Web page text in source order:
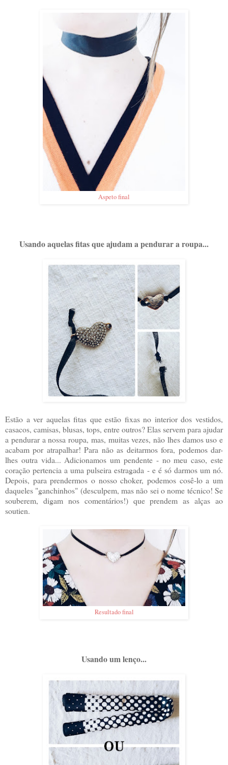
Aspeto final
Usando aquelas fitas que ajudam a pendurar a roupa...
Estão a ver aquelas fitas que estão fixas no interior dos vestidos,
casacos, camisas, blusas, tops, entre outros? Elas servem para ajudar
a pendurar a nossa roupa, mas, muitas vezes, não lhes damos uso e
acabam por atrapalhar! Para não as deitarmos fora, podemos dar-
lhes outra vida... Adicionamos um pendente - no meu caso, este
coração pertencia a uma pulseira estragada - e é só darmos um nó.
Depois, para prendermos o nosso choker, podemos cosê-lo a um
daqueles "ganchinhos" (desculpem, mas não sei o nome técnico! Se
souberem, digam nos comentários!) que prendem as alças ao
soutien.
Resultado final
Usando um lenço...